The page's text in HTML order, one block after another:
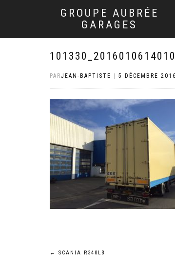
GROUPE AUBRÉE
GARAGES
PARJEAN-BAPTISTE 5 DÉCEMBRE 2016
Navigation
← SCANIA R340LB